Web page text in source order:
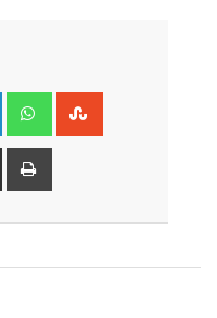
LinkedIn Whatsapp
Share